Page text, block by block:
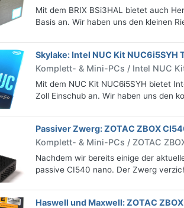
Mit dem BRIX BSi3HAL bietet auch
Basis an. Wir haben uns den kleinen
Skylake: Intel NUC Kit NUC6i5SYH
Komplett- & Mini-PCs / Intel NUC
Mit dem NUC Kit NUC6i5SYH bietet
Zoll Einschub an. Wir haben uns den
Passiver Zwerg: ZOTAC ZBOX
Komplett- & Mini-PCs / ZOTAC
Nachdem wir bereits einige der
passive CI540 nano. Der Zwerg
Haswell und Maxwell: ZOTAC